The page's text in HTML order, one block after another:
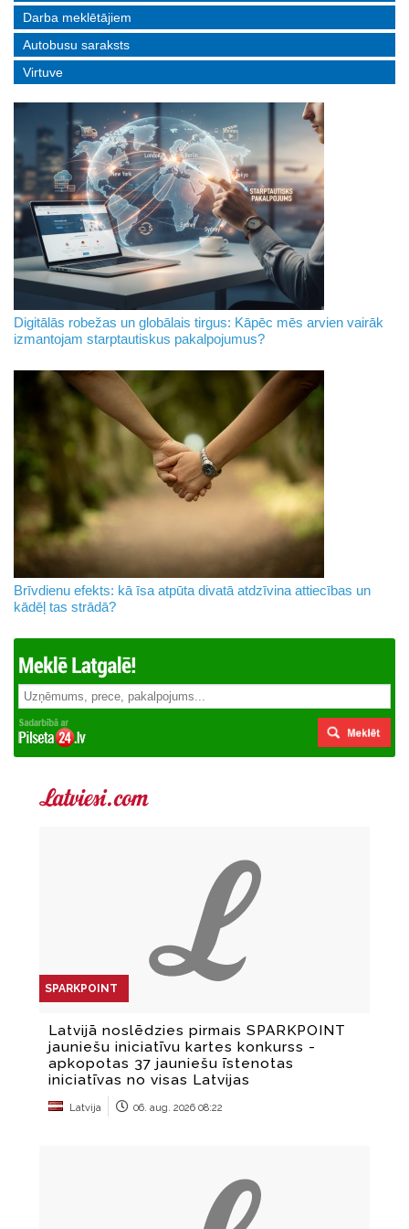
Darba meklētājiem
Autobusu saraksts
Virtuve
Digitālās robežas un globālais tirgus: Kāpēc mēs arvien vairāk
izmantojam starptautiskus pakalpojumus?
Brīvdienu efekts: kā īsa atpūta divatā atdzīvina attiecības un
kādēļ tas strādā?